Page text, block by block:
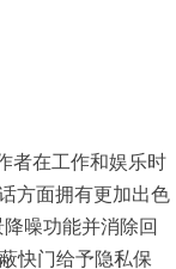
者在工作和娱乐时
方面拥有更加出色
噪功能并消除回
快门给予隐私保